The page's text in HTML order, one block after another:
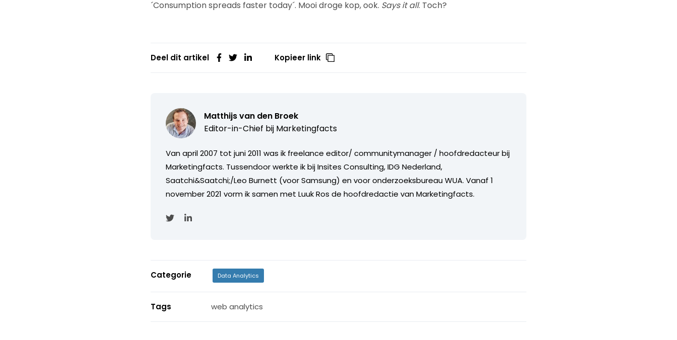
´Consumption spreads faster today´. Mooi droge kop, ook. Says it all. Toch?
Deel dit artikel Kopieer link
Matthijs van den Broek
Editor-in-Chief bij Marketingfacts
Van april 2007 tot juni 2011 was ik freelance editor/ communitymanager / hoofdredacteur bij
Marketingfacts. Tussendoor werkte ik bij Insites Consulting, IDG Nederland,
Saatchi&Saatchi;/Leo Burnett (voor Samsung) en voor onderzoeksbureau WUA. Vanaf 1
november 2021 vorm ik samen met Luuk Ros de hoofdredactie van Marketingfacts.
Categorie Data Analytics
Tags web analytics